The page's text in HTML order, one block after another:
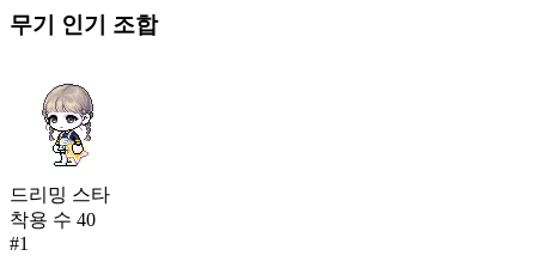
무기 인기 조합
드리밍 스타
착용 수 40
#1